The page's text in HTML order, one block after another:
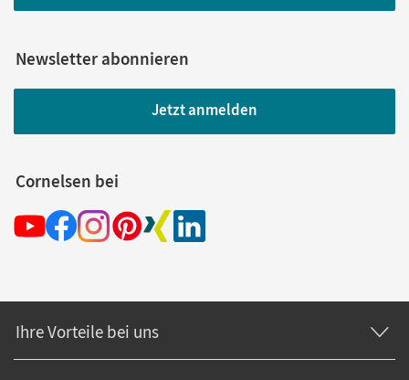
Newsletter abonnieren
Jetzt anmelden
Cornelsen bei
Ihre Vorteile bei uns